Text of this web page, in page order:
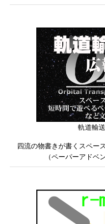
軌道輸
四流の物書きが書くスペー
（ペーパーアドベ